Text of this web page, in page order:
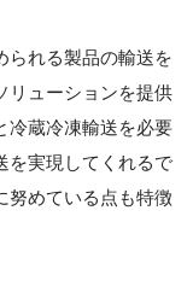
られる製品の輸送を
リューションを提供
冷蔵冷凍輸送を必要
を実現してくれるで
努めている点も特徴